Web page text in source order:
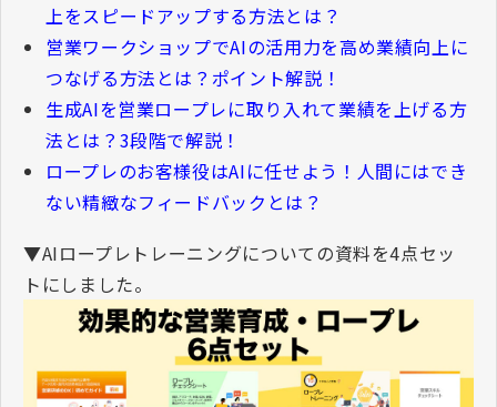
上をスピードアップする方法とは？
営業ワークショップでAIの活用力を高め業績向上に
つなげる方法とは？ポイント解説！
生成AIを営業ロープレに取り入れて業績を上げる方
法とは？3段階で解説！
ロープレのお客様役はAIに任せよう！人間にはでき
ない精緻なフィードバックとは？
▼AIロープレトレーニングについての資料を4点セッ
トにしました。